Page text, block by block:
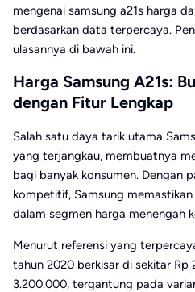
mengenai samsung a21s harga
berdasarkan data terpercaya.
ulasannya di bawah ini.
Harga Samsung A21s:
dengan Fitur Lengkap
Salah satu daya tarik utama
yang terjangkau, membuatnya
bagi banyak konsumen. Dengan
kompetitif, Samsung
dalam segmen harga menengah
Menurut referensi yang
tahun 2020 berkisar di sekitar Rp
3.200.000, tergantung pada